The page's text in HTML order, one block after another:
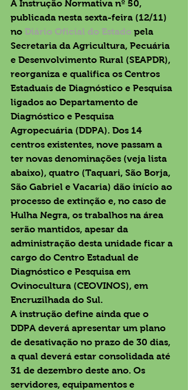
A Instrução Normativa nº 50,
publicada nesta sexta-feira (12/11)
no Diário Oficial do Estado pela
Secretaria da Agricultura, Pecuária
e Desenvolvimento Rural (SEAPDR),
reorganiza e qualifica os Centros
Estaduais de Diagnóstico e Pesquisa
ligados ao Departamento de
Diagnóstico e Pesquisa
Agropecuária (DDPA). Dos 14
centros existentes, nove passam a
ter novas denominações (veja lista
abaixo), quatro (Taquari, São Borja,
São Gabriel e Vacaria) dão início ao
processo de extinção e, no caso de
Hulha Negra, os trabalhos na área
serão mantidos, apesar da
administração desta unidade ficar a
cargo do Centro Estadual de
Diagnóstico e Pesquisa em
Ovinocultura (CEOVINOS), em
Encruzilhada do Sul.
A instrução define ainda que o
DDPA deverá apresentar um plano
de desativação no prazo de 30 dias,
a qual deverá estar consolidada até
31 de dezembro deste ano. Os
servidores, equipamentos e